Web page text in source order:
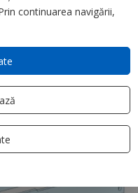
continuarea navigării,